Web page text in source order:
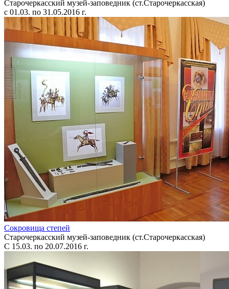
Старочеркасский музей-заповедник (ст.Старочеркасская)
с 01.03. по 31.05.2016 г.
Сокровища степей
Старочеркасский музей-заповедник (ст.Старочеркасская)
С 15.03. по 20.07.2016 г.